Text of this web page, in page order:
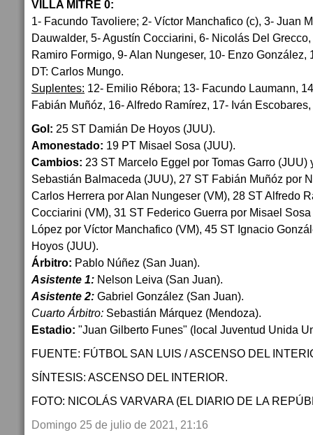
VILLA MITRE 0:
1- Facundo Tavoliere; 2- Víctor Manchafico (c), 3- Juan
Dauwalder, 5- Agustín Cocciarini, 6- Nicolás Del
Ramiro Formigo, 9- Alan Nungeser, 10- Enzo González,
DT: Carlos Mungo.
Suplentes: 12- Emilio Rébora; 13- Facundo Laumann,
Fabián Muñóz, 16- Alfredo Ramírez, 17- Iván
Gol: 25 ST Damián De Hoyos (JUU).
Amonestado: 19 PT Misael Sosa (JUU).
Cambios: 23 ST Marcelo Eggel por Tomas Garro (JUU)
Sebastián Balmaceda (JUU), 27 ST Fabián Muñóz por
Carlos Herrera por Alan Nungeser (VM), 28 ST Alfredo
Cocciarini (VM), 31 ST Federico Guerra por Misael
López por Víctor Manchafico (VM), 45 ST Ignacio
Hoyos (JUU).
Árbitro: Pablo Núñez (San Juan).
Asistente 1: Nelson Leiva (San Juan).
Asistente 2: Gabriel González (San Juan).
Cuarto Árbitro: Sebastián Márquez (Mendoza).
Estadio: "Juan Gilberto Funes" (local Juventud Unida
FUENTE: FÚTBOL SAN LUIS / ASCENSO DEL
SÍNTESIS: ASCENSO DEL INTERIOR.
FOTO: NICOLÁS VARVARA (EL DIARIO DE LA
Domingo 25 de julio de 2021, 21:16